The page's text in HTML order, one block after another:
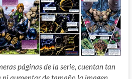
páginas de la serie, cuentan tan